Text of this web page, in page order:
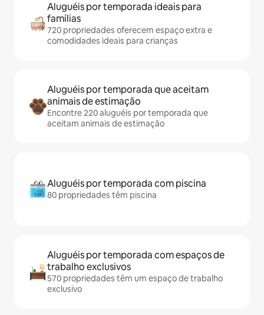
Aluguéis por temporada ideais para
famílias
720 propriedades oferecem espaço extra e
comodidades ideais para crianças
Aluguéis por temporada que aceitam
animais de estimação
Encontre 220 aluguéis por temporada que
aceitam animais de estimação
Aluguéis por temporada com piscina
80 propriedades têm piscina
Aluguéis por temporada com espaços de
trabalho exclusivos
570 propriedades têm um espaço de trabalho
exclusivo